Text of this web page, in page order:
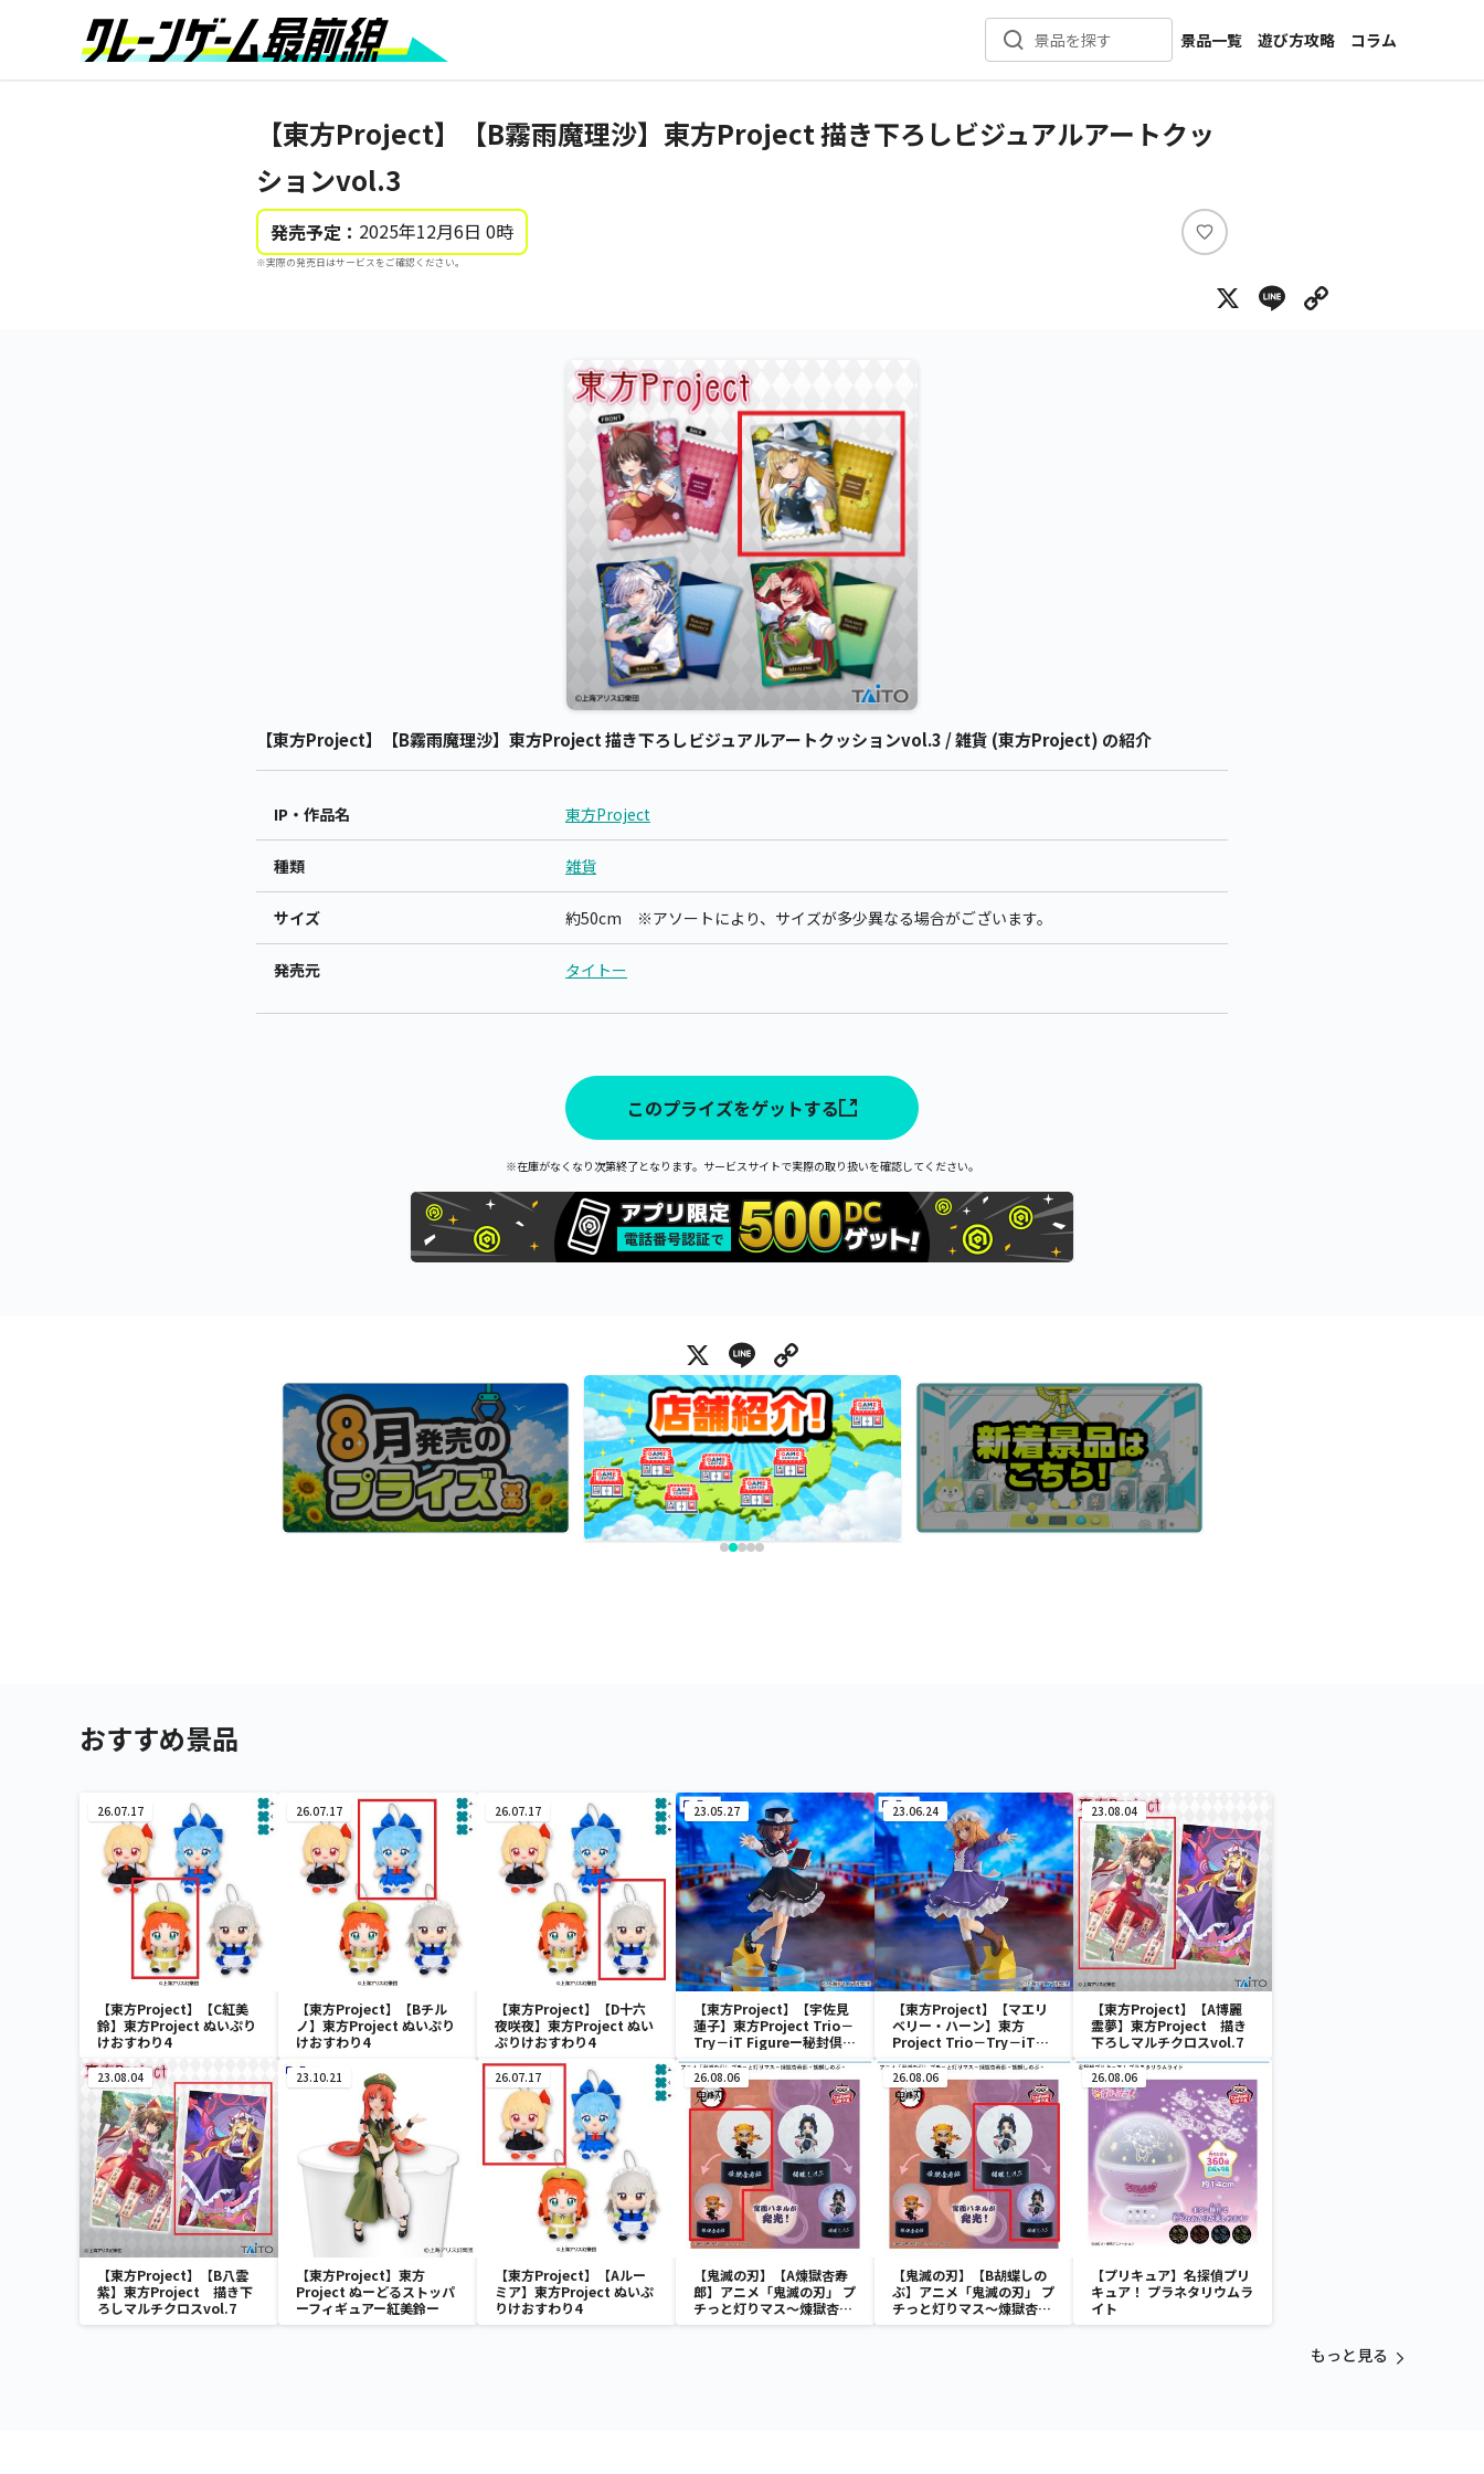
景品を探す
景品一覧
新着景品
遊び方攻略
コラム
インタビュー
【東方Project】【B霧雨魔理沙】東方Project 描き下ろしビジュアルアートクッ
ションvol.3
発売予定： 2025年12月6日 0時
※実際の発売日はサービスをご確認ください。
い
ね
X Line
【東方Project】【B霧雨魔理沙】東方Project 描き下ろしビジュアルアートクッションvol.3 / 雑貨 (東方Project) の紹介
IP・作品名 東方Project
種類 雑貨
サイズ 約50cm ※アソートにより、サイズが多少異なる場合がございます。
発売元 タイトー
このプライズをゲットする
※在庫がなくなり次第終了となります。サービスサイトで実際の取り扱いを確認してください。
X Line
おすすめ景品
26.07.17
【東方Project】【C紅美
鈴】東方Project ぬいぷり
けおすわり4
26.07.17
【東方Project】【Bチル
ノ】東方Project ぬいぷり
けおすわり4
26.07.17
【東方Project】【D十六
夜咲夜】東方Project ぬい
ぷりけおすわり4
23.05.27
【東方Project】【宇佐見
蓮子】東方Project Trio－
Try－iT Figureー秘封倶楽
部・宇佐見蓮子ー
23.06.24
【東方Project】【マエリ
ベリー・ハーン】東方
Project Trio－Try－iT
Figureー秘封倶楽部・マエ
リベリー・ハーンー
23.08.04
【東方Project】【A博麗
霊夢】東方Project 描き
下ろしマルチクロスvol.7
23.08.04
【東方Project】【B八雲
紫】東方Project 描き下
ろしマルチクロスvol.7
23.10.21
【東方Project】東方
Project ぬーどるストッパ
ーフィギュアー紅美鈴ー
26.07.17
【東方Project】【Aルー
ミア】東方Project ぬいぷ
りけおすわり4
26.08.06
【鬼滅の刃】【A煉獄杏寿
郎】アニメ「鬼滅の刃」 プ
チっと灯りマス～煉獄杏寿
郎・胡蝶しのぶ～
26.08.06
【鬼滅の刃】【B胡蝶しの
ぶ】アニメ「鬼滅の刃」 プ
チっと灯りマス～煉獄杏寿
郎・胡蝶しのぶ～
26.08.06
【プリキュア】名探偵プリ
キュア！ プラネタリウムラ
イト
もっと見る